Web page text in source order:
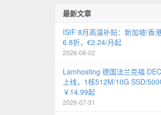
最新文章
ISIF 8月高温补贴：新加坡/香
6.8折，€2.24/月起
2026-08-02
Lamhosting 德国法兰克福
上线，1核512M/10G SSD/
￥14.99起
2026-07-31